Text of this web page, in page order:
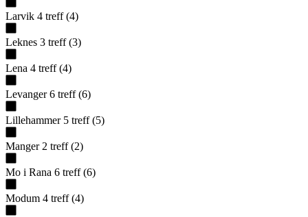
Larvik 4 treff (4)
Leknes 3 treff (3)
Lena 4 treff (4)
Levanger 6 treff (6)
Lillehammer 5 treff (5)
Manger 2 treff (2)
Mo i Rana 6 treff (6)
Modum 4 treff (4)